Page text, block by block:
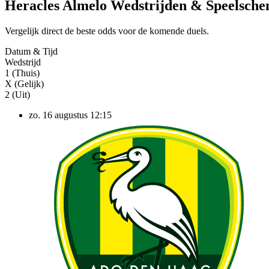
Heracles Almelo Wedstrijden &
Vergelijk direct de beste odds voor de komende duels.
Datum & Tijd
Wedstrijd
1 (Thuis)
X (Gelijk)
2 (Uit)
zo. 16 augustus 12:15